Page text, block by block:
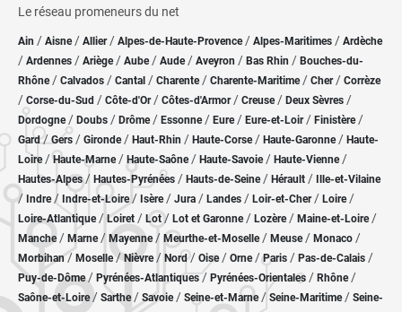
Le réseau promeneurs du net
Ain / Aisne/ Allier/ Alpes-de-Haute-Provence / Alpes-Maritimes / Ardèche
/ Ardennes / Ariège/ Aube/ Aude / Aveyron / Bas Rhin / Bouches-du-
Rhône/ Calvados / Cantal / Charente / Charente-Maritime/ Cher / Corrèze
/ Corse-du-Sud / Côte-d'Or / Côtes-d'Armor/ Creuse/ Deux Sèvres /
Dordogne/ Doubs / Drôme/ Essonne / Eure/ Eure-et-Loir / Finistère/
Gard/ Gers / Gironde/ Haut-Rhin / Haute-Corse/ Haute-Garonne/ Haute-
Loire/Haute-Marne/ Haute-Saône/ Haute-Savoie/ Haute-Vienne/
Hautes-Alpes/ Hautes-Pyrénées / Hauts-de-Seine/ Hérault / Ille-et-Vilaine
/ Indre/ Indre-et-Loire/ Isère/ Jura / Landes / Loir-et-Cher/ Loire/
Loire-Atlantique/ Loiret / Lot/ Lot et Garonne/ Lozère / Maine-et-Loire/
Manche/ Marne/ Mayenne/ Meurthe-et-Moselle/ Meuse/ Monaco /
Morbihan/ Moselle/ Nièvre / Nord/ Oise / Orne/Paris / Pas-de-Calais /
Puy-de-Dôme/ Pyrénées-Atlantiques / Pyrénées-Orientales / Rhône/
Saône-et-Loire/ Sarthe/ Savoie/ Seine-et-Marne/ Seine-Maritime/ Seine-